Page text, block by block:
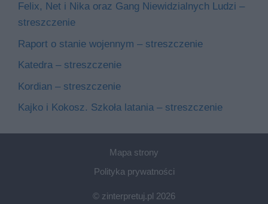
Felix, Net i Nika oraz Gang Niewidzialnych Ludzi –
streszczenie
Raport o stanie wojennym – streszczenie
Katedra – streszczenie
Kordian – streszczenie
Kajko i Kokosz. Szkoła latania – streszczenie
Mapa strony
Polityka prywatności
© zinterpretuj.pl 2026